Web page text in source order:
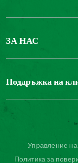
ЗА НАС
БОНДЮЕЛ ГРУП
Поддръжка на
Свържете се с нас
Достъпност на
Управление на
Политика за